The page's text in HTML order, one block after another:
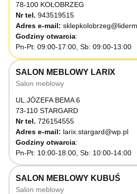
78-100 KOŁOBRZEG
Nr tel. 943519515
Adres e-mail:
Godziny otwarcia
Pn-Pt: 09:00-17:00, Sb: 09:00-13:00
SALON MEBLOWY LARIX
Salon meblowy
UL.JÓZEFA BEMA 6
73-110 STARGARD
Nr tel. 726154555
Adres e-mail: larix.stargard@wp.pl
Godziny otwarcia
Pn-Pt: 10:00-18:00, Sb: 10:00-14:00
SALON MEBLOWY KUBUŚ
Salon meblowy